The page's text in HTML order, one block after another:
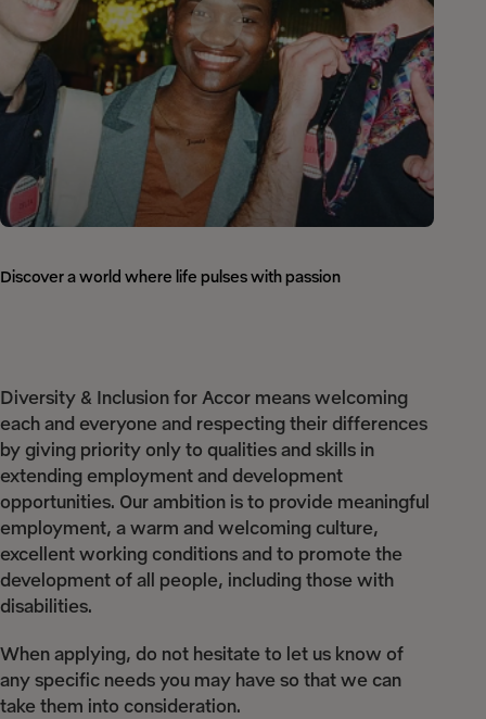
Discover a world where life pulses with passion
Diversity & Inclusion for Accor means welcoming
each and everyone and respecting their differences
by giving priority only to qualities and skills in
extending employment and development
opportunities. Our ambition is to provide meaningful
employment, a warm and welcoming culture,
excellent working conditions and to promote the
development of all people, including those with
disabilities.
When applying, do not hesitate to let us know of
any specific needs you may have so that we can
take them into consideration.